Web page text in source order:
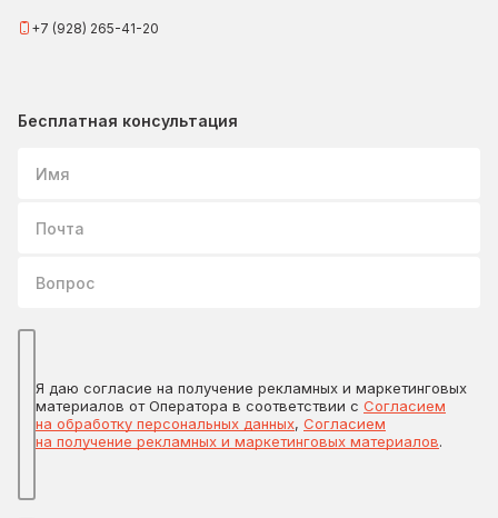
+7 (928) 265-41-20
Бесплатная консультация
Я даю согласие на получение рекламных и маркетинговых
материалов от Оператора в соответствии с Согласием
на обработку персональных данных, Согласием
на получение рекламных и маркетинговых материалов.